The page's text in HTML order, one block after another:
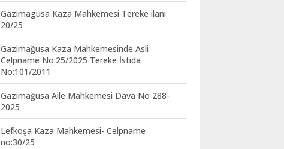
Gazimagusa Kaza Mahkemesi Tereke ilanı
20/25
Gazimağusa Kaza Mahkemesinde Asli
Celpname No:25/2025 Tereke İstida
No:101/2011
Gazimağusa Aile Mahkemesi Dava No 288-
2025
Lefkoşa Kaza Mahkemesi- Celpname
no:30/25